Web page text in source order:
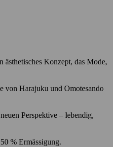
Konzept, das Mode,
von Harajuku und Omotesando
Perspektive – lebendig,
% Ermässigung.